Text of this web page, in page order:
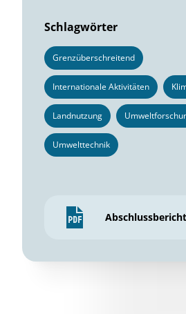
Schlagwörter
Grenzüberschreitend
Internationale Aktivitäten
Landnutzung
Umwelttechnik
Abschlussbericht